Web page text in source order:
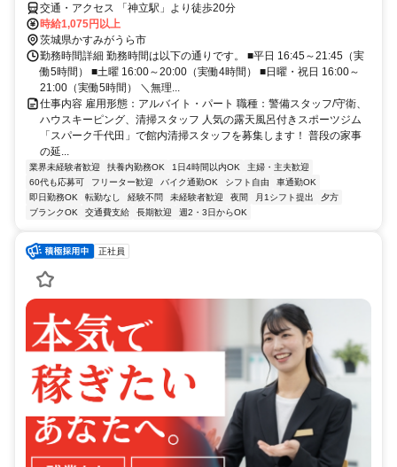
イズ)株式会社
交通・アクセス 「神立駅」より徒歩20分
時給1,075円以上
茨城県かすみがうら市
勤務時間詳細 勤務時間は以下の通りです。 ■平日 16:45～21:45（実
働5時間） ■土曜 16:00～20:00（実働4時間） ■日曜・祝日 16:00～
21:00（実働5時間） ＼無理...
仕事内容 雇用形態：アルバイト・パート 職種：警備スタッフ/守衛、
ハウスキーピング、清掃スタッフ 人気の露天風呂付きスポーツジム
「スパーク千代田」で館内清掃スタッフを募集します！ 普段の家事
の延...
業界未経験者歓迎 扶養内勤務OK 1日4時間以内OK
主婦・主夫歓迎
60代も応募可
フリーター歓迎 バイク通勤OK シフト自由
車通勤OK
即日勤務OK
転勤なし 経験不問 未経験者歓迎 夜間 月1シフト提出
夕方
ブランクOK
交通費支給 長期歓迎 週2・3日からOK
正社員